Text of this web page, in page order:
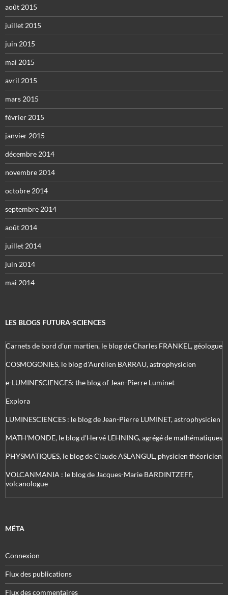
août 2015
juillet 2015
juin 2015
mai 2015
avril 2015
mars 2015
février 2015
janvier 2015
décembre 2014
novembre 2014
octobre 2014
septembre 2014
août 2014
juillet 2014
juin 2014
mai 2014
LES BLOGS FUTURA-SCIENCES
Carnets de bord d’un martien, le blog de Charles FRANKEL, géologue
COSMOGONIES, le blog d'Aurélien BARRAU, astrophysicien
e-LUMINESCIENCES: the blog of Jean-Pierre Luminet
Explora
LUMINESCIENCES : le blog de Jean-Pierre LUMINET, astrophysicien
MATH'MONDE, le blog d'Hervé LEHNING, agrégé de mathématiques
PHYSMATIQUES, le blog de Claude ASLANGUL, physicien théoricien
VOLCANMANIA : le blog de Jacques-Marie BARDINTZEFF,
volcanologue
MÉTA
Connexion
Flux des publications
Flux des commentaires